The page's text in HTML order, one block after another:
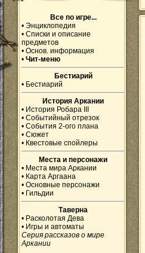
Все по игре...
• Энциклопедия
• Списки и описание
предметов
• Основ. информация
• Чит-меню
Бестиарий
• Бестиарий
История Аркании
• История Робара III
• Событийный отрезок
• События 2-ого плана
• Сюжет
• Квестовые спойлеры
Места и персонажи
• Места мира Аркании
• Карта Аргаана
• Основные персонажи
• Гильдии
Таверна
• Расколотая Дева
• Игры и автоматы
Серия рассказов о мире
Аркании